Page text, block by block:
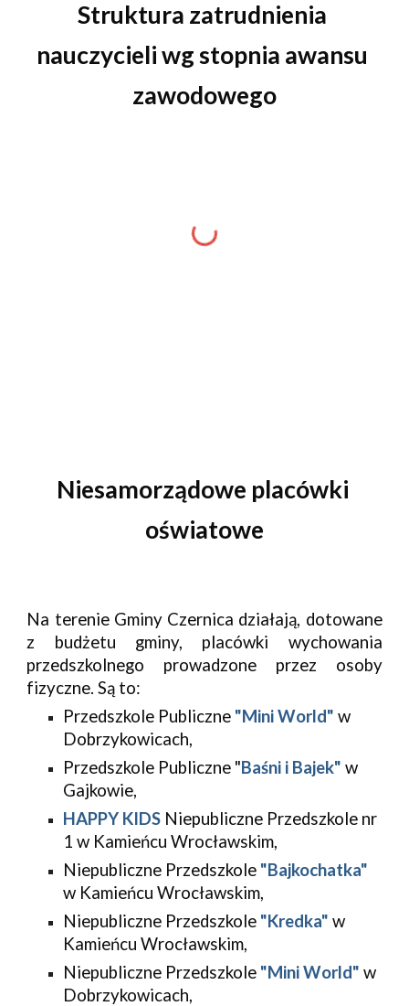
Struktura zatrudnienia
nauczycieli wg stopnia awansu
zawodowego
Niesamorządowe placówki
oświatowe
Na terenie Gminy Czernica działają, dotowane
z budżetu gminy, placówki wychowania
przedszkolnego prowadzone przez osoby
fizyczne. Są to:
Przedszkole Publiczne "Mini World" w
Dobrzykowicach,
Przedszkole Publiczne "Baśni i Bajek" w
Gajkowie,
HAPPY KIDS Niepubliczne Przedszkole nr
1 w Kamieńcu Wrocławskim,
Niepubliczne Przedszkole "Bajkochatka"
w Kamieńcu Wrocławskim,
Niepubliczne Przedszkole "Kredka" w
Kamieńcu Wrocławskim,
Niepubliczne Przedszkole "Mini World" w
Dobrzykowicach,